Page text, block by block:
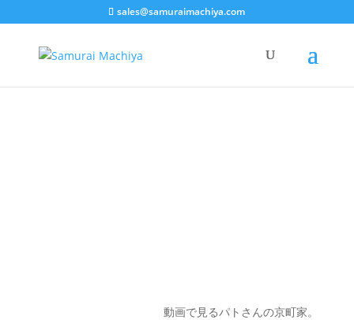
sales@samuraimachiya.com
動画で見るパトさんの京町家。